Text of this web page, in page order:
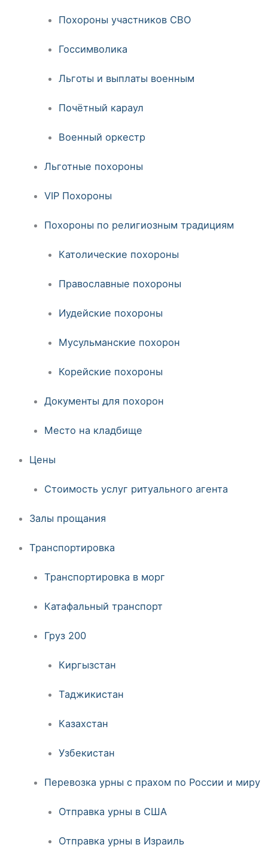
Похороны участников СВО
Госсимволика
Льготы и выплаты военным
Почётный караул
Военный оркестр
Льготные похороны
VIP Похороны
Похороны по религиозным традициям
Католические похороны
Православные похороны
Иудейские похороны
Мусульманские похорон
Корейские похороны
Документы для похорон
Место на кладбище
Цены
Стоимость услуг ритуального агента
Залы прощания
Транспортировка
Транспортировка в морг
Катафальный транспорт
Груз 200
Киргызстан
Таджикистан
Казахстан
Узбекистан
Перевозка урны с прахом по России и миру
Отправка урны в США
Отправка урны в Израиль